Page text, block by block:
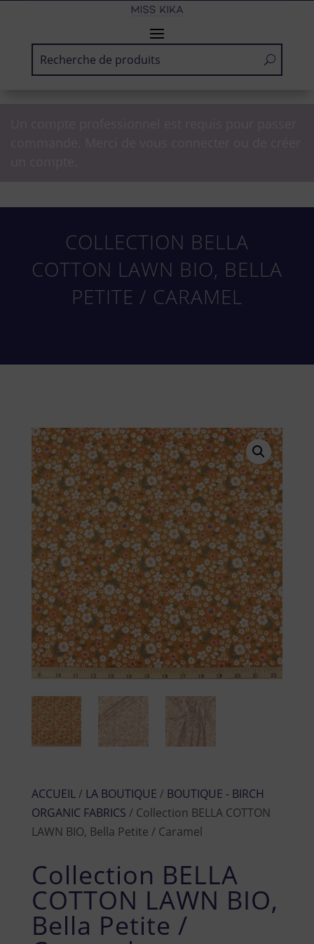
COLLECTION BELLA
COTTON LAWN BIO, BELLA
PETITE / CARAMEL
ACCUEIL/ LA BOUTIQUE / BOUTIQUE - BIRCH
ORGANIC FABRICS / Collection BELLA COTTON
LAWN BIO, Bella Petite / Caramel
Collection BELLA
COTTON LAWN BIO,
Bella Petite /